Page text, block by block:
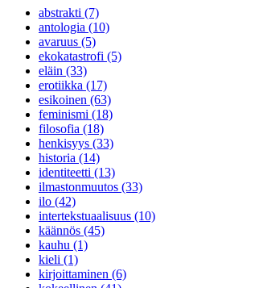
abstrakti (7)
antologia (10)
avaruus (5)
ekokatastrofi (5)
eläin (33)
erotiikka (17)
esikoinen (63)
feminismi (18)
filosofia (18)
henkisyys (33)
historia (14)
identiteetti (13)
ilmastonmuutos (33)
ilo (42)
intertekstuaalisuus (10)
käännös (45)
kauhu (1)
kieli (1)
kirjoittaminen (6)